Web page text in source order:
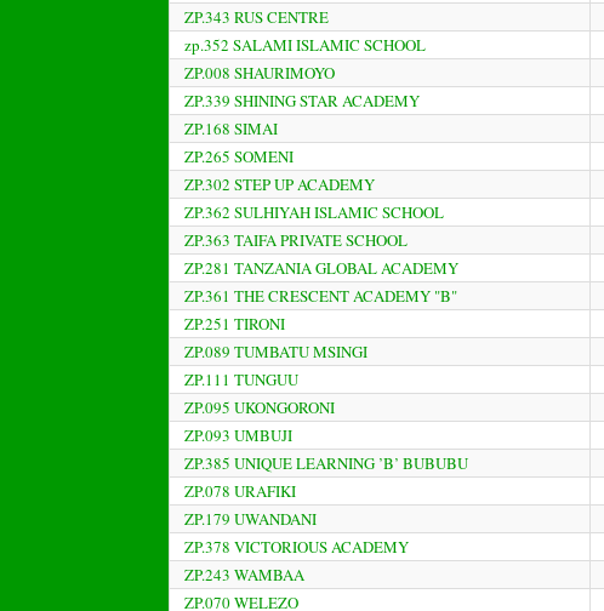
ZP.343 RUS CENTRE
zp.352 SALAMI ISLAMIC SCHOOL
ZP.008 SHAURIMOYO
ZP.339 SHINING STAR ACADEMY
ZP.168 SIMAI
ZP.265 SOMENI
ZP.302 STEP UP ACADEMY
ZP.362 SULHIYAH ISLAMIC SCHOOL
ZP.363 TAIFA PRIVATE SCHOOL
ZP.281 TANZANIA GLOBAL ACADEMY
ZP.361 THE CRESCENT ACADEMY "B"
ZP.251 TIRONI
ZP.089 TUMBATU MSINGI
ZP.111 TUNGUU
ZP.095 UKONGORONI
ZP.093 UMBUJI
ZP.385 UNIQUE LEARNING ’B’ BUBUBU
ZP.078 URAFIKI
ZP.179 UWANDANI
ZP.378 VICTORIOUS ACADEMY
ZP.243 WAMBAA
ZP.070 WELEZO